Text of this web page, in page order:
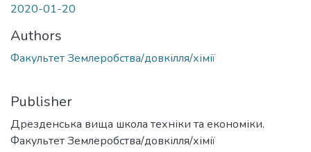
2020-01-20
Authors
Факультет Землеробства/довкілля/хімії
Publisher
Дрезденська вища школа техніки та економіки.
Факультет Землеробства/довкілля/хімії